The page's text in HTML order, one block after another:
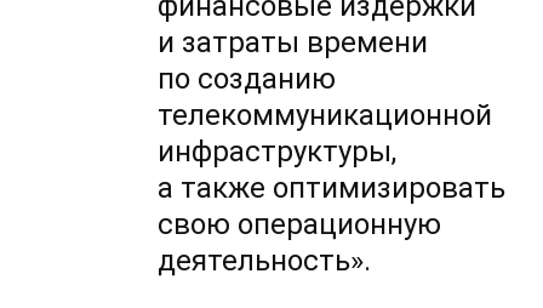
и затраты времени
по созданию
телекоммуникационной
инфраструктуры,
а также оптимизировать
свою операционную
деятельность».